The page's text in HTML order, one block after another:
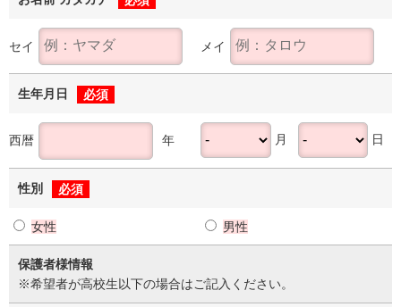
セイ メイ
生年月日 必須
西暦 年 月 日
性別 必須
女性 男性
保護者様情報
※希望者が高校生以下の場合はご記入ください。